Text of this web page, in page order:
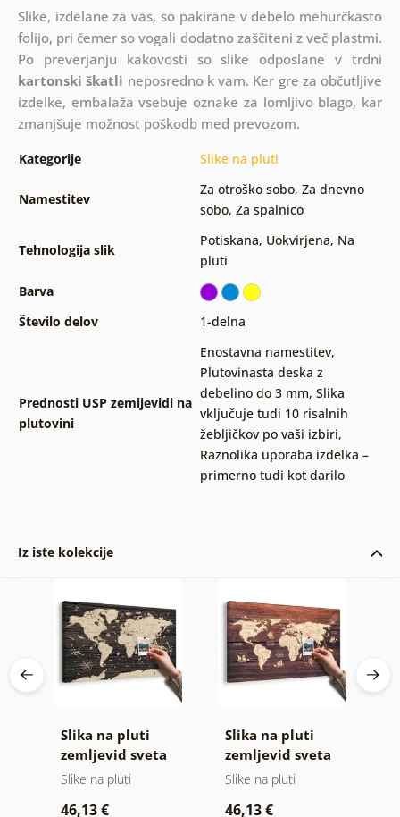
Slike, izdelane za vas, so pakirane v debelo mehurčkasto
folijo, pri čemer so vogali dodatno zaščiteni z več plastmi.
Po preverjanju kakovosti so slike odposlane v trdni
kartonski škatli neposredno k vam. Ker gre za občutljive
izdelke, embalaža vsebuje oznake za lomljivo blago, kar
zmanjšuje možnost poškodb med prevozom.
Kategorije Slike na pluti
Namestitev
Za otroško sobo, Za dnevno
sobo, Za spalnico
Tehnologija slik
Potiskana, Uokvirjena, Na
pluti
Barva
Število delov
1-delna
Prednosti USP zemljevidi na
plutovini
Enostavna namestitev,
Plutovinasta deska z
debelino do 3 mm, Slika
vključuje tudi 10 risalnih
žebljičkov po vaši izbiri,
Raznolika uporaba izdelka –
primerno tudi kot darilo
Iz iste kolekcije
Slika na pluti
zemljevid sveta
na lesenem
Slike na pluti
46,13 €
Slika na pluti
zemljevid sveta
na lesu
Slike na pluti
46,13 €